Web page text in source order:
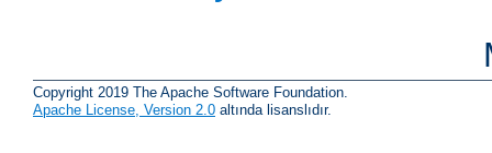
Copyright 2019 The Apache Software Foundation.
Apache License, Version 2.0 altında lisanslıdır.